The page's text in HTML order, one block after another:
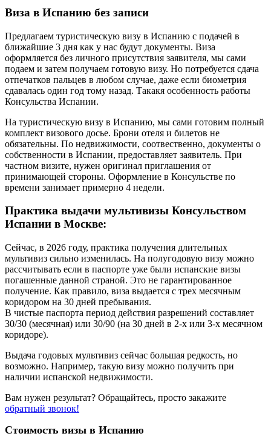
Виза в Испанию без записи
Предлагаем туристическую визу в Испанию с подачей в
ближайшие 3 дня как у нас будут документы. Виза
оформляется без личного присутствия заявителя, мы сами
подаем и затем получаем готовую визу. Но потребуется сдача
отпечатков пальцев в любом случае, даже если биометрия
сдавалась один год тому назад. Такакя особенность работы
Консульства Испании.
На туристическую визу в Испанию, мы сами готовим полный
комплект визового досье. Брони отеля и билетов не
обязательны. По недвижимости, соотвественно, документы о
собственности в Испании, предоставляет заявитель. При
частном визите, нужен оригинал приглашения от
принимающей стороны. Оформление в Консульстве по
времени занимает примерно 4 недели.
Практика выдачи мультивизы Консульством
Испании в Москве:
Сейчас, в 2026 году, практика получения длительных
мультивиз сильно изменилась. На полугодовую визу можно
рассчитывать если в паспорте уже были испанские визы
погашенные данной страной. Это не гарантированное
получение. Как правило, виза выдается с трех месячным
коридором на 30 дней пребывания.
В чистые паспорта период действия разрешений составляет
30/30 (месячная) или 30/90 (на 30 дней в 2-х или 3-х месячном
коридоре).
Выдача годовых мультивиз сейчас большая редкость, но
возможно. Например, такую визу можно получить при
наличии испанской недвижимости.
Вам нужен результат? Обращайтесь, просто закажите
обратный звонок!
Стоимость визы в Испанию